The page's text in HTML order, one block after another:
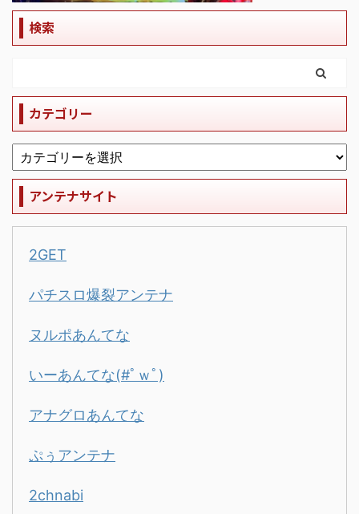
検索
カテゴリー
アンテナサイト
2GET
パチスロ爆裂アンテナ
ヌルポあんてな
いーあんてな(#ﾟｗﾟ)
アナグロあんてな
ぷぅアンテナ
2chnabi